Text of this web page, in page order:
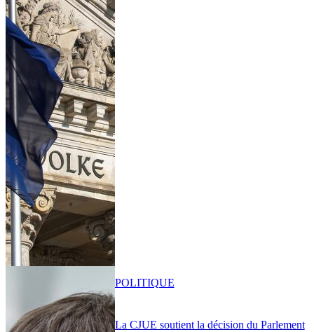
La CJUE soutient la décision du Parlement
POLITIQUE